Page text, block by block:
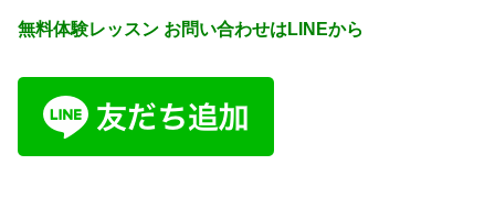
無料体験レッスン お問い合わせはLINEから